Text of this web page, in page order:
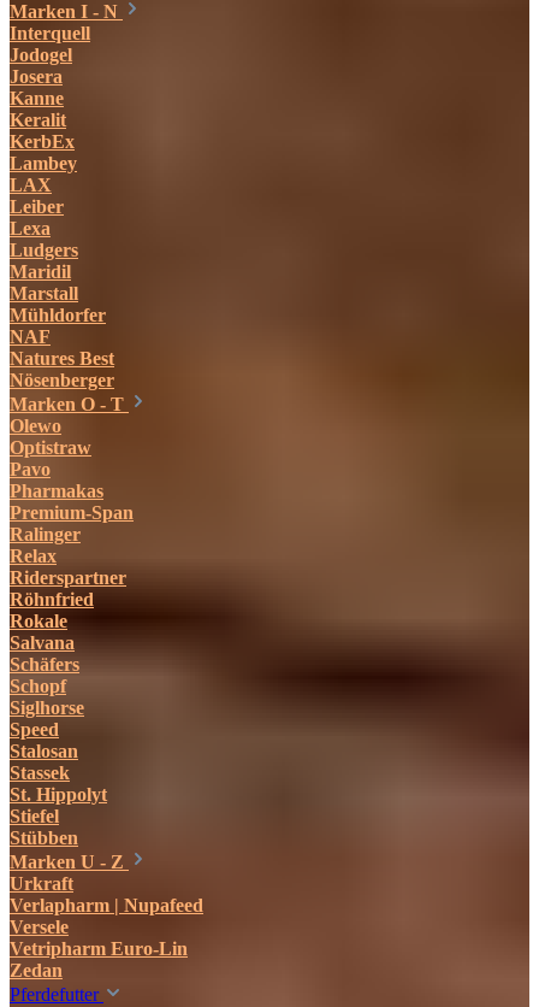
Marken I - N
Interquell
Jodogel
Josera
Kanne
Keralit
KerbEx
Lambey
LAX
Leiber
Lexa
Ludgers
Maridil
Marstall
Mühldorfer
NAF
Natures Best
Nösenberger
Marken O - T
Olewo
Optistraw
Pavo
Pharmakas
Premium-Span
Ralinger
Relax
Riderspartner
Röhnfried
Rokale
Salvana
Schäfers
Schopf
Siglhorse
Speed
Stalosan
Stassek
St. Hippolyt
Stiefel
Stübben
Marken U - Z
Urkraft
Verlapharm | Nupafeed
Versele
Vetripharm Euro-Lin
Zedan
Pferdefutter